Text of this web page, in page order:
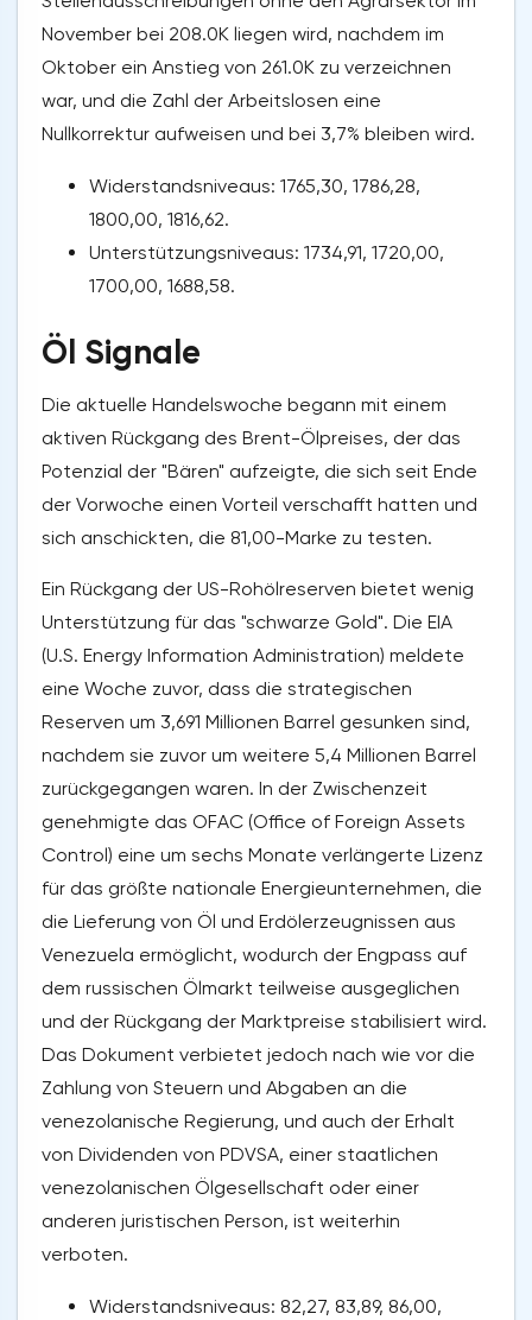
November bei 208.0K liegen wird, nachdem im
Oktober ein Anstieg von 261.0K zu verzeichnen
war, und die Zahl der Arbeitslosen eine
Nullkorrektur aufweisen und bei 3,7% bleiben wird.
Widerstandsniveaus: 1765,30, 1786,28,
1800,00, 1816,62.
Unterstützungsniveaus: 1734,91, 1720,00,
1700,00, 1688,58.
Öl Signale
Die aktuelle Handelswoche begann mit einem
aktiven Rückgang des Brent-Ölpreises, der das
Potenzial der "Bären" aufzeigte, die sich seit Ende
der Vorwoche einen Vorteil verschafft hatten und
sich anschickten, die 81,00-Marke zu testen.
Ein Rückgang der US-Rohölreserven bietet wenig
Unterstützung für das "schwarze Gold". Die EIA
(U.S. Energy Information Administration) meldete
eine Woche zuvor, dass die strategischen
Reserven um 3,691 Millionen Barrel gesunken sind,
nachdem sie zuvor um weitere 5,4 Millionen Barrel
zurückgegangen waren. In der Zwischenzeit
genehmigte das OFAC (Office of Foreign Assets
Control) eine um sechs Monate verlängerte Lizenz
für das größte nationale Energieunternehmen, die
die Lieferung von Öl und Erdölerzeugnissen aus
Venezuela ermöglicht, wodurch der Engpass auf
dem russischen Ölmarkt teilweise ausgeglichen
und der Rückgang der Marktpreise stabilisiert wird.
Das Dokument verbietet jedoch nach wie vor die
Zahlung von Steuern und Abgaben an die
venezolanische Regierung, und auch der Erhalt
von Dividenden von PDVSA, einer staatlichen
venezolanischen Ölgesellschaft oder einer
anderen juristischen Person, ist weiterhin
verboten.
Widerstandsniveaus: 82,27, 83,89, 86,00,